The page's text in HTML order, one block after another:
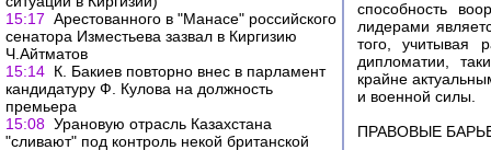
15:17 Арестованного в "Манасе" российского
сенатора Изместьева зазвал в Киргизию
Ч.Айтматов
15:14 К. Бакиев повторно внес в парламент
кандидатуру Ф. Кулова на должность
премьера
15:08 Урановую отрасль Казахстана
"сливают" под контроль некой британской
способность
лидерами
того, учитывая
дипломатии,
крайне
и военной силы.
ПРАВОВЫЕ